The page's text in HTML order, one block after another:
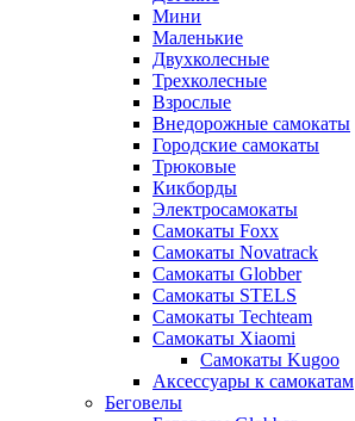
Мини
Маленькие
Двухколесные
Трехколесные
Взрослые
Внедорожные самокаты
Городские самокаты
Трюковые
Кикборды
Электросамокаты
Самокаты Foxx
Самокаты Novatrack
Самокаты Globber
Самокаты STELS
Самокаты Techteam
Самокаты Xiaomi
Самокаты Kugoo
Аксессуары к самокатам
Беговелы